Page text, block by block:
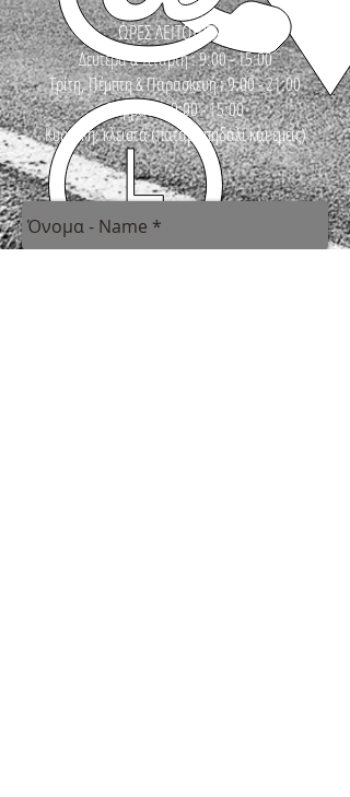
ΩΡΕΣ ΛΕΙΤΟΥΡΓΙΑΣ
Δευτέρα & Τετάρτη : 9:00 - 15:00
Τρίτη, Πέμπτη & Παρασκευή : 9:00 - 21:00
Σάββατο : 9:00 - 15:00
Κυριακή: κλειστά (πατάμε πηδάλι και εμείς)